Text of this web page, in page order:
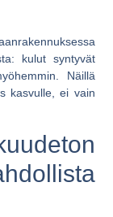
kulut syntyvät
Näillä
kasvulle, ei vain